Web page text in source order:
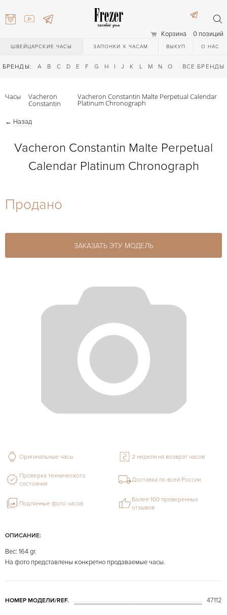
Корзина 0 позиций
ШВЕЙЦАРСКИЕ ЧАСЫ ЗАПОНКИ К ЧАСАМ ВЫКУП О НАС
БРЕНДЫ: A B C D E F G H I J K L M N O Q R S T
ВСЕ БРЕНДЫ
27-44
Часы Vacheron
Constantin
Vacheron Constantin Malte Perpetual Calendar
Platinum Chronograph
← Назад
Vacheron Constantin Malte Perpetual
Calendar Platinum Chronograph
Продано
ЗАКАЗАТЬ ЭТУ МОДЕЛЬ
ОПИСАНИЕ:
Вес: 164 gr.
На фото представлены конкретно продаваемые часы.
НОМЕР МОДЕЛИ/REF. 47112
Оригинальные часы 2 недели на возврат часов
Проверка технического
состояния
Доставка по всей России
Подлинные фото часов
Более 100 проверенных
отзывов